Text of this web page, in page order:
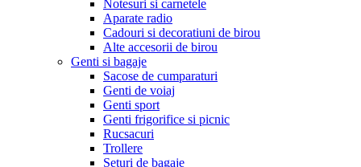
Notesuri si carnetele
Aparate radio
Cadouri si decoratiuni de birou
Alte accesorii de birou
Genti si bagaje
Sacose de cumparaturi
Genti de voiaj
Genti sport
Genti frigorifice si picnic
Rucsacuri
Trollere
Seturi de bagaje